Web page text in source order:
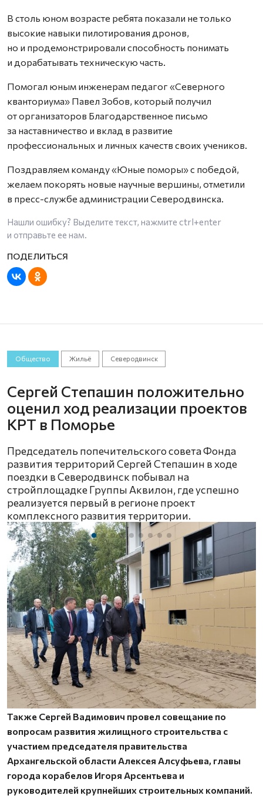
В столь юном возрасте ребята показали не только
высокие навыки пилотирования дронов,
но и продемонстрировали способность понимать
и дорабатывать техническую часть.
Помогал юным инженерам педагог «Северного
кванториума» Павел Зобов, который получил
от организаторов Благодарственное письмо
за наставничество и вклад в развитие
профессиональных и личных качеств своих учеников.
Поздравляем команду «Юные поморы» с победой,
желаем покорять новые научные вершины, отметили
в пресс-службе администрации Северодвинска.
Нашли ошибку? Выделите текст, нажмите ctrl+enter
и отправьте ее нам.
Общество Жильё Северодвинск
Сергей Степашин положительно
оценил ход реализации проектов
КРТ в Поморье
Председатель попечительского совета Фонда
развития территорий Сергей Степашин в ходе
поездки в Северодвинск побывал на
стройплощадке Группы Аквилон, где успешно
реализуется первый в регионе проект
комплексного развития территории.
Также Сергей Вадимович провел совещание по
вопросам развития жилищного строительства с
участием председателя правительства
Архангельской области Алексея Алсуфьева, главы
города корабелов Игоря Арсентьева и
руководителей крупнейших строительных компаний.